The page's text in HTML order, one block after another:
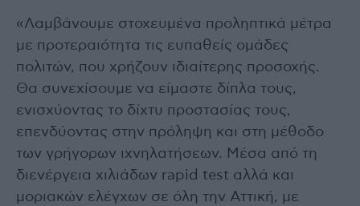
«Λαμβάνουμε στοχευμένα προληπτικά μέτρα
με προτεραιότητα τις ευπαθείς ομάδες
πολιτών, που χρήζουν ιδιαίτερης προσοχής.
Θα συνεχίσουμε να είμαστε δίπλα τους,
ενισχύοντας το δίχτυ προστασίας τους,
επενδύοντας στην πρόληψη και στη μέθοδο
των γρήγορων ιχνηλατήσεων. Μέσα από τη
διενέργεια χιλιάδων rapid test αλλά και
μοριακών ελέγχων σε όλη την Αττική, με